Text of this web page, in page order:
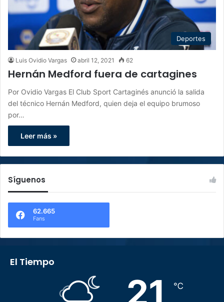
Deportes
Luis Ovidio Vargas abril 12, 2021 62
Hernán Medford fuera de cartagines
Por Ovidio Vargas El Club Sport Cartaginés anunció la salida
del técnico Hernán Medford, quien deja el equipo brumoso
por…
Leer más »
Síguenos
62.665
Fans
El Tiempo
21 ℃